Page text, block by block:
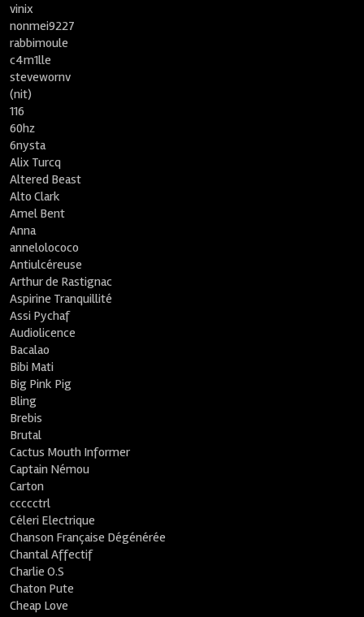
vinix
nonmei9227
rabbimoule
c4m1lle
stevewornv
(nit)
116
60hz
6nysta
Alix Turcq
Altered Beast
Alto Clark
Amel Bent
Anna
annelolococo
Antiulcéreuse
Arthur de Rastignac
Aspirine Tranquillité
Assi Pychaf
Audiolicence
Bacalao
Bibi Mati
Big Pink Pig
Bling
Brebis
Brutal
Cactus Mouth Informer
Captain Némou
Carton
ccccctrl
Céleri Electrique
Chanson Française Dégénérée
Chantal Affectif
Charlie O.S
Chaton Pute
Cheap Love